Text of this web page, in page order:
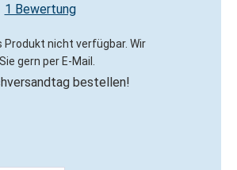
1 Bewertung
Produkt nicht verfügbar. Wir
gern per E-Mail.
bestellen!